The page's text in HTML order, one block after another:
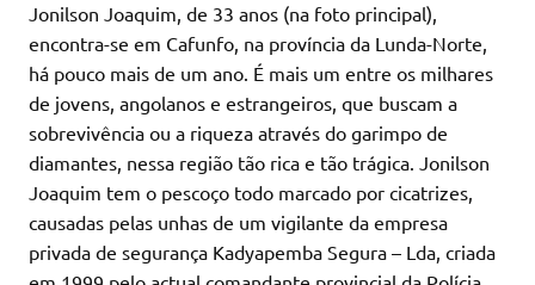
Jonilson Joaquim, de 33 anos (na foto principal),
encontra-se em Cafunfo, na província da Lunda-Norte,
há pouco mais de um ano. É mais um entre os milhares
de jovens, angolanos e estrangeiros, que buscam a
sobrevivência ou a riqueza através do garimpo de
diamantes, nessa região tão rica e tão trágica. Jonilson
Joaquim tem o pescoço todo marcado por cicatrizes,
causadas pelas unhas de um vigilante da empresa
privada de segurança Kadyapemba Segura – Lda, criada